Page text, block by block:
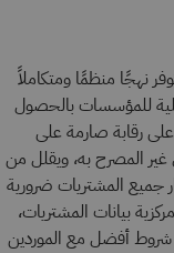
نهجًا منظمًا ومتكاملاً
للمؤسسات بالحصول
رقابة صارمة على
غير المصرح به، ويقلل من
جميع المشتريات ضرورية
بيانات المشتريات،
شروط أفضل مع الموردين